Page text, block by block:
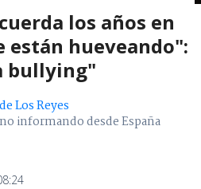
los años en
están hueveando":
bullying"
Los Reyes
informando desde España